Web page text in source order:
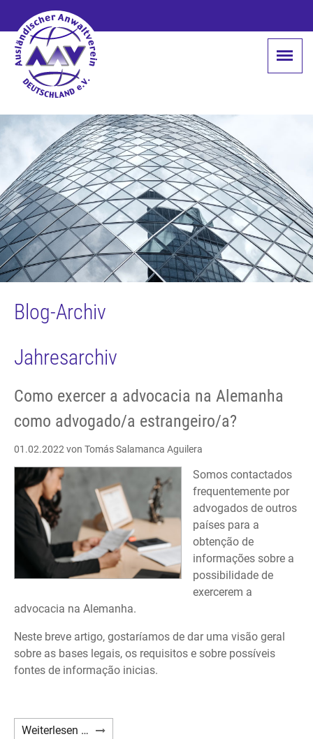
Blog-Archiv
Jahresarchiv
Como exercer a advocacia na Alemanha
como advogado/a estrangeiro/a?
01.02.2022 von Tomás Salamanca Aguilera
Somos contactados
frequentemente por
advogados de outros
países para a
obtenção de
informações sobre a
possibilidade de
exercerem a
advocacia na Alemanha.
Neste breve artigo, gostaríamos de dar uma visão geral
sobre as bases legais, os requisitos e sobre possíveis
fontes de informação inicias.
Weiterlesen … Como